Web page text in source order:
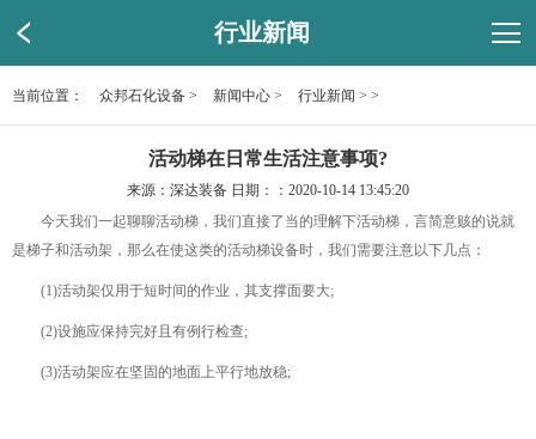
行业新闻
当前位置： 众邦石化设备 > 新闻中心 > 行业新闻 > >
活动梯在日常生活注意事项?
来源：深达装备 日期：：2020-10-14 13:45:20
今天我们一起聊聊活动梯，我们直接了当的理解下活动梯，言简意赅的说就
是梯子和活动架，那么在使这类的活动梯设备时，我们需要注意以下几点：
(1)活动架仅用于短时间的作业，其支撑面要大;
(2)设施应保持完好且有例行检查;
(3)活动架应在坚固的地面上平行地放稳;